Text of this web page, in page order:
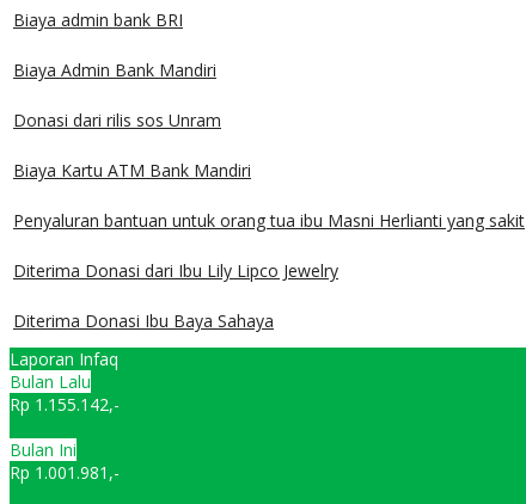
Biaya admin bank BRI
Biaya Admin Bank Mandiri
Donasi dari rilis sos Unram
Biaya Kartu ATM Bank Mandiri
Penyaluran bantuan untuk orang tua ibu Masni Herlianti yang sakit
Diterima Donasi dari Ibu Lily Lipco Jewelry
Diterima Donasi Ibu Baya Sahaya
Laporan Infaq
Bulan Lalu
Rp 1.155.142,-
Bulan Ini
Rp 1.001.981,-